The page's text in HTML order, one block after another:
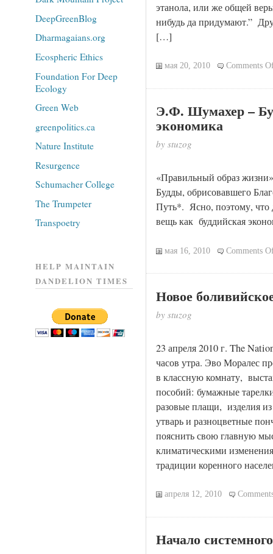
этанола, или же общей
нибудь да придумают.”
[…]
мая 20, 2010 Comments
Э.Ф. Шумахер –
экономика
by stuzog
«Правильный образ
Будды, обрисовавшего
Путь*. Ясно, поэтому, что
вещь как буддийская
мая 16, 2010 Comments
Новое
by stuzog
23 апреля 2010 г. The
часов утра. Эво Моралес
в классную комнату,
пособий: бумажные
разовые плащи, изделия
утварь и разноцветные
пояснить свою главную
климатическими
традиции коренного
апреля 12, 2010
Начало
DeepGreenBlog
Dharmagaians.org
Ecospheric Ethics
Foundation For Deep
Ecology
Green Web
greenpolitics.ca
Nature Institute
Resurgence
Schumacher College
The Trumpeter
Transpoetry
HELP MAINTAIN
DANDELION TIMES